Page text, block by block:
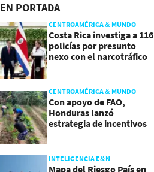
EN PORTADA
CENTROAMÉRICA & MUNDO
Costa Rica investiga a 116
policías por presunto
nexo con el narcotráfico
CENTROAMÉRICA & MUNDO
Con apoyo de FAO,
Honduras lanzó
estrategia de incentivos
INTELIGENCIA E&N
Mapa del Riesgo País en